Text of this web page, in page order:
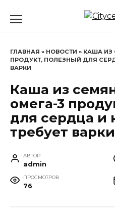
ГЛАВНАЯ » НОВОСТИ » КАША ИЗ
ПРОДУКТ, ПОЛЕЗНЫЙ ДЛЯ
ВАРКИ
Каша из
омега-3
для сердца и
требует варки
АВТОР
admin
ПРОСМОТРОВ
76